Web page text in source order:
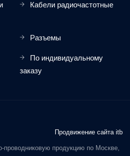
Кабели радиочастотные
Разъемы
По индивидуальному
заказу
Продвижение сайта itb
проводниковую продукцию по Москве,